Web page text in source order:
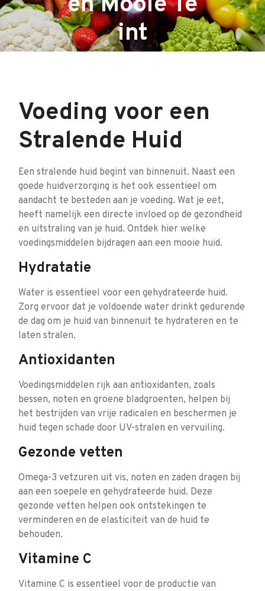
int
Voeding voor een
Stralende Huid
Een stralende huid begint van binnenuit. Naast een
goede huidverzorging is het ook essentieel om
aandacht te besteden aan je voeding. Wat je eet,
heeft namelijk een directe invloed op de gezondheid
en uitstraling van je huid. Ontdek hier welke
voedingsmiddelen bijdragen aan een mooie huid.
Hydratatie
Water is essentieel voor een gehydrateerde huid.
Zorg ervoor dat je voldoende water drinkt gedurende
de dag om je huid van binnenuit te hydrateren en te
laten stralen.
Antioxidanten
Voedingsmiddelen rijk aan antioxidanten, zoals
bessen, noten en groene bladgroenten, helpen bij
het bestrijden van vrije radicalen en beschermen je
huid tegen schade door UV-stralen en vervuiling.
Gezonde vetten
Omega-3 vetzuren uit vis, noten en zaden dragen bij
aan een soepele en gehydrateerde huid. Deze
gezonde vetten helpen ook ontstekingen te
verminderen en de elasticiteit van de huid te
behouden.
Vitamine C
Vitamine C is essentieel voor de productie van